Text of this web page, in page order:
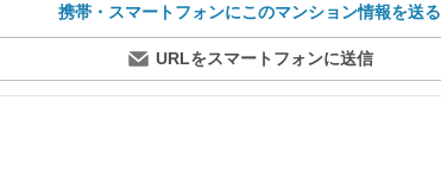
携帯・スマートフォンにこのマンション情報を送る
URLをスマートフォンに送信